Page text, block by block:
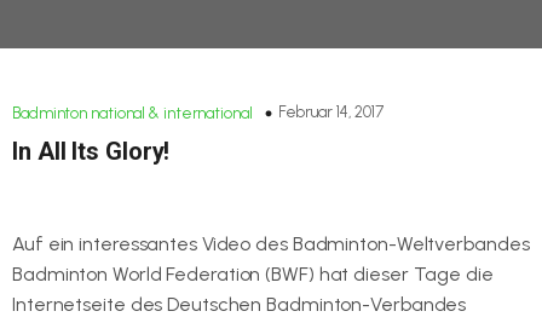
Badminton national & international Februar 14, 2017
In All Its Glory!
Auf ein interessantes Video des Badminton-Weltverbandes
Badminton World Federation (BWF) hat dieser Tage die
Internetseite des Deutschen Badminton-Verbandes